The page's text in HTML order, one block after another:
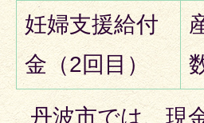
妊婦支援給付
金（2回目）
丹波市では、現